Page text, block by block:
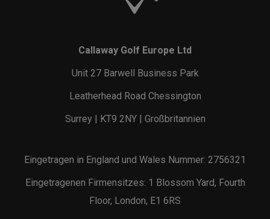
Callaway Golf Europe Ltd
Unit 27 Barwell Business Park
Leatherhead Road Chessington
Surrey | KT9 2NY | Großbritannien
Eingetragen in England und Wales Nummer: 2756321
Eingetragenen Firmensitzes: 1 Blossom Yard, Fourth
Floor, London, E1 6RS